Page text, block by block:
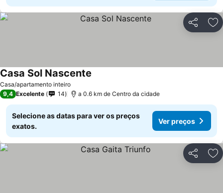
Partilhar
Casa/apartamento inteiro
Casa Sol Nascente
9,4 Excelente 14 a 0.6 km de Centro da cidade
Selecione as datas para ver os preços
exatos.
Ver preços
Partilhar